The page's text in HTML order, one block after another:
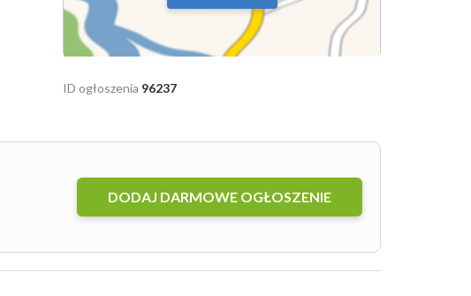
ID ogłoszenia 96237
DODAJ DARMOWE OGŁOSZENIE